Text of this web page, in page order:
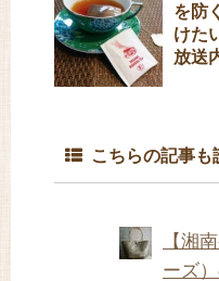
を防
けた
放送
こちらの記事も
【湘
ーズ